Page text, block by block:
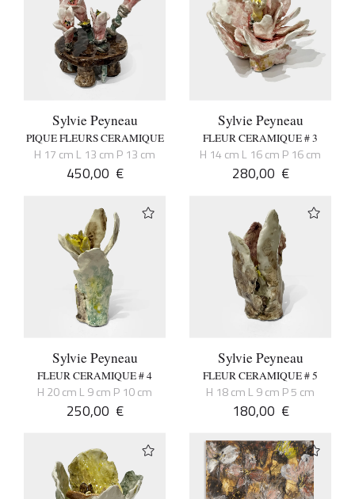
Sylvie Peyneau
PIQUE FLEURS CERAMIQUE
H 17 cm L 13 cm P 13 cm
450,00 €
Sylvie Peyneau
FLEUR CERAMIQUE # 3
H 14 cm L 16 cm P 16 cm
280,00 €
Sylvie Peyneau
FLEUR CERAMIQUE # 4
H 20 cm L 9 cm P 10 cm
250,00 €
Sylvie Peyneau
FLEUR CERAMIQUE # 5
H 18 cm L 9 cm P 5 cm
180,00 €